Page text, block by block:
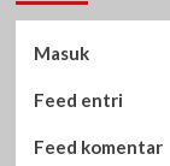
Masuk
Feed entri
Feed komentar